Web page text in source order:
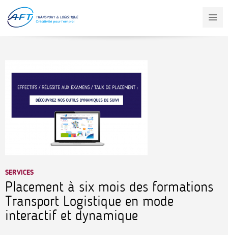
contenu
principal
SERVICES
Placement à six mois des formations
Transport Logistique en mode
interactif et dynamique